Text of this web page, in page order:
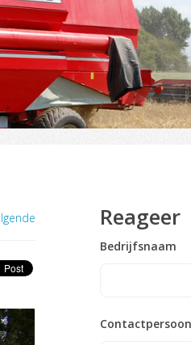
Reageer
Bedrijfsnaam